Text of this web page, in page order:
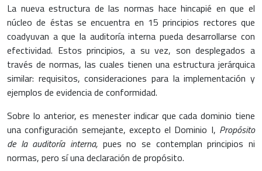
La nueva estructura de las normas hace hincapié en que el
núcleo de éstas se encuentra en 15 principios rectores que
coadyuvan a que la auditoría interna pueda desarrollarse con
efectividad. Estos principios, a su vez, son desplegados a
través de normas, las cuales tienen una estructura jerárquica
similar: requisitos, consideraciones para la implementación y
ejemplos de evidencia de conformidad.
Sobre lo anterior, es menester indicar que cada dominio tiene
una configuración semejante, excepto el Dominio I, Propósito
de la auditoría interna, pues no se contemplan principios ni
normas, pero sí una declaración de propósito.